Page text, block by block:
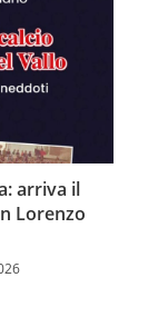
arriva il
Lorenzo